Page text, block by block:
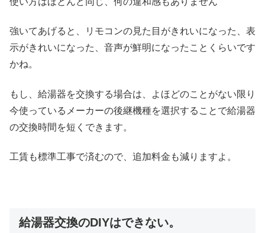
強いてあげると、リモコンの見た目がきれいになった、表
示がきれいになった、音声が鮮明になったことくらいです
かね。
もし、給湯器を交換する場合は、よほどのことがない限り
今使っているメーカーの後継機種を選択することで給湯器
の交換時間を短くできます。
工賃も標準工事で済むので、追加料金も減りますよ。
給湯器交換のDIYはできない。